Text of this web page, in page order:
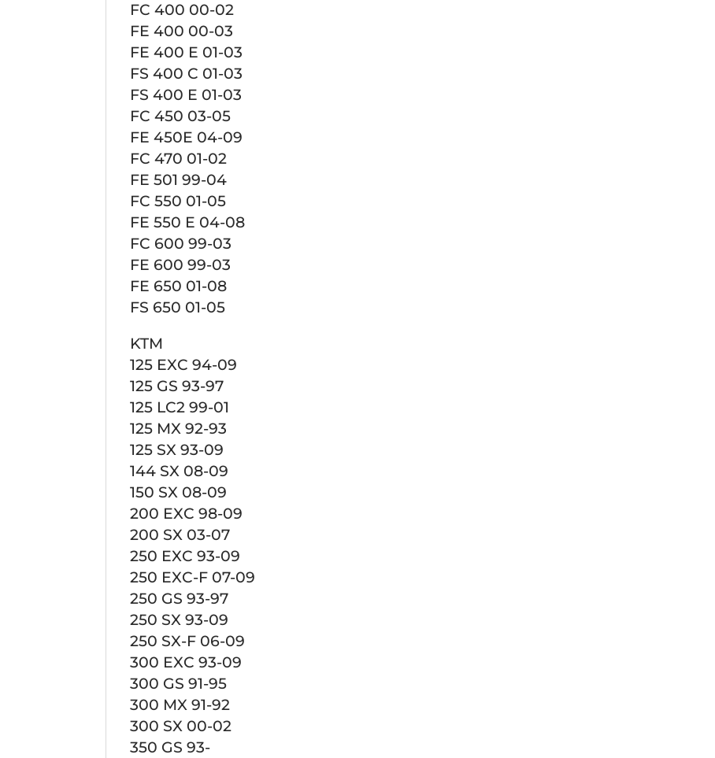
FC 400 00-02
FE 400 00-03
FE 400 E 01-03
FS 400 C 01-03
FS 400 E 01-03
FC 450 03-05
FE 450E 04-09
FC 470 01-02
FE 501 99-04
FC 550 01-05
FE 550 E 04-08
FC 600 99-03
FE 600 99-03
FE 650 01-08
FS 650 01-05
KTM
125 EXC 94-09
125 GS 93-97
125 LC2 99-01
125 MX 92-93
125 SX 93-09
144 SX 08-09
150 SX 08-09
200 EXC 98-09
200 SX 03-07
250 EXC 93-09
250 EXC-F 07-09
250 GS 93-97
250 SX 93-09
250 SX-F 06-09
300 EXC 93-09
300 GS 91-95
300 MX 91-92
300 SX 00-02
350 GS 93-